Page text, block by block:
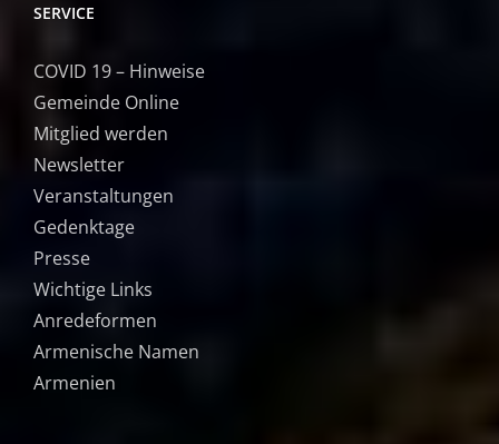
SERVICE
COVID 19 – Hinweise
Gemeinde Online
Mitglied werden
Newsletter
Veranstaltungen
Gedenktage
Presse
Wichtige Links
Anredeformen
Armenische Namen
Armenien